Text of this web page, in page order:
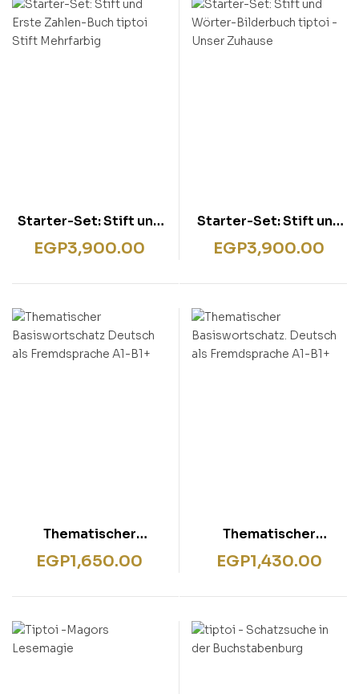
Starter-Set: Stift und
Erste Zahlen-Buch
tiptoi Stift Mehrfarbig
EGP3,900.00
Starter-Set: Stift und
Wörter-Bilderbuch
tiptoi -Unser Zuhause
EGP3,900.00
Thematischer
Basiswortschatz
Deutsch als
EGP1,650.00
Thematischer
Basiswortschatz.
Deutsch als
EGP1,430.00
for Specific Purposes